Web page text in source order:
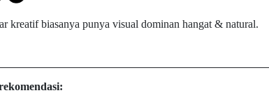
kreatif biasanya punya visual dominan hangat & natural.